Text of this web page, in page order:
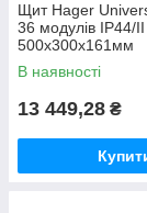
Щит Hager
36 модулів IP44/II
500x300x161мм
В наявності
13 449,28 ₴